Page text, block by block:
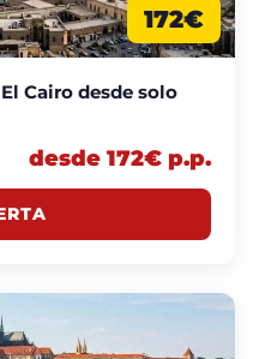
172€
Cairo desde solo
desde 172€ p.p.